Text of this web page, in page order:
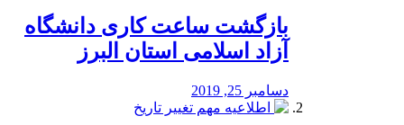
بازگشت ساعت کاری دانشگاه
آزاد اسلامی استان البرز
دسامبر 25, 2019